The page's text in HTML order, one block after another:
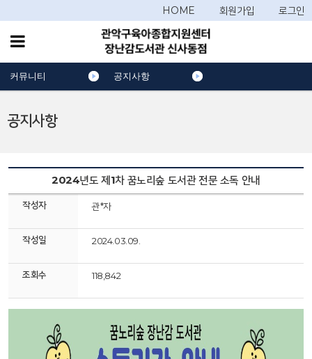
HOME 회원가입 로그인
공지사항
커뮤니티 공지사항
2024년도 제1차 꿈노리숲 도서관 전문 소독 안내
작성자 관*자
작성일 2024.03.09.
조회수 118,842